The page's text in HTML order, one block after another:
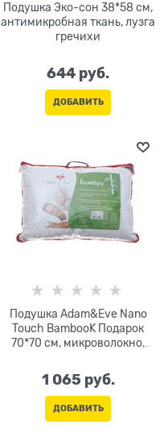
Подушка Эко-сон 38*58 см,
антимикробная ткань, лузга
гречихи
644 руб.
ДОБАВИТЬ
Подушка Adam&Eve Nano
Touch BambooK Подарок
70*70 см, микроволокно,
1 065 руб.
ДОБАВИТЬ